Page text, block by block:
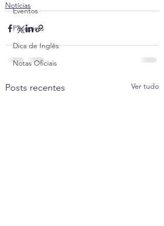
Eventos
Pesquisas
Dica de Inglês
Notas Oficiais
Notícias
Posts recentes Ver tudo